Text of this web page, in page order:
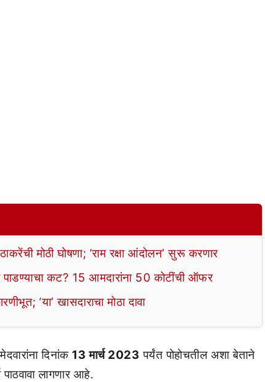
मोठी घोषणा; ‘राम रक्षा आंदोलन’ सुरू करणार
कट? 15 आमदारांना 50 कोटींची ऑफर
‘या’ खासदाराचा मोठा दावा
दिनांक 13 मार्च 2023 पर्यंत पोहोचतील अशा बेताने
लागणार आहे.